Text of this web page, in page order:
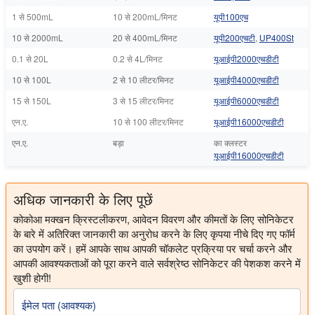
1 से 500mL
10 से 200mL/मिनट
यूपी100एच
10 से 2000mL
20 से 400mL/मिनट यूपी200एचटी, UP400St
0.1 से 20L
0.2 से 4L/मिनट
यूआईपी2000एचडीटी
10 से 100L
2 से 10 लीटर/मिनट
यूआईपी4000एचडीटी
15 से 150L
3 से 15 लीटर/मिनट
यूआईपी6000एचडीटी
एन.ए.
10 से 100 लीटर/मिनट
यूआईपी16000एचडीटी
एन.ए.
बड़ा
का क्लस्टर
यूआईपी16000एचडीटी
अधिक जानकारी के लिए पूछें
कोकोआ मक्खन क्रिस्टलीकरण, आवेदन विवरण और कीमतों के लिए सोनिकेटर
के बारे में अतिरिक्त जानकारी का अनुरोध करने के लिए कृपया नीचे दिए गए फॉर्म
का उपयोग करें। हमें आपके साथ आपकी चॉकलेट प्रक्रिया पर चर्चा करने और
आपकी आवश्यकताओं को पूरा करने वाले सर्वश्रेष्ठ सोनिकेटर की पेशकश करने में
खुशी होगी!
ईमेल पता (आवश्यक)